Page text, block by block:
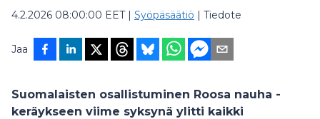
4.2.2026 08:00:00 EET| Syöpäsäätiö | Tiedote
Jaa
Suomalaisten osallistuminen Roosa nauha -
keräykseen viime syksynä ylitti kaikki